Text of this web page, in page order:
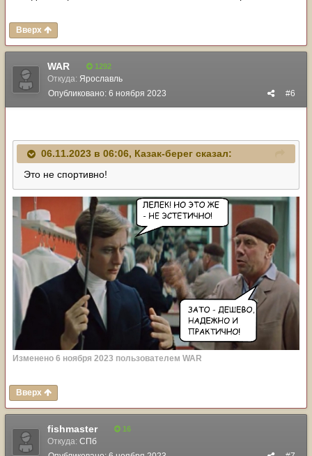
Вверх
WAR 1292
Откуда: Ярославль
#6
Опубликовано: 6 ноября 2023
06.11.2023 в 06:06, Казак-берег сказал:
Это не спортивно!
Изменено 6 ноября 2023 пользователем WAR
Вверх
fishmaster 16
Откуда: СПб